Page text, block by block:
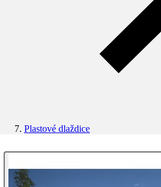
Plastové dlaždice